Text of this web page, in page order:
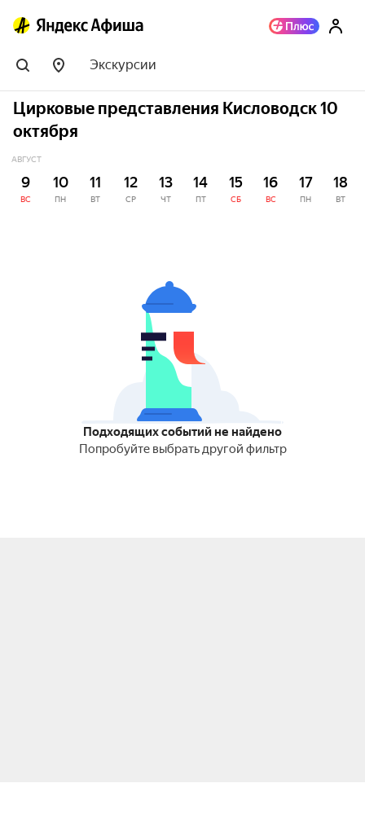
Экскурсии
Цирковые представления Кисловодск 10
октября
АВГУСТ
9
ВС
10
ПН
11
ВТ
12
СР
13
ЧТ
14
ПТ
15
СБ
16
ВС
17
ПН
18
ВТ
Подходящих событий не найдено
Попробуйте выбрать другой фильтр